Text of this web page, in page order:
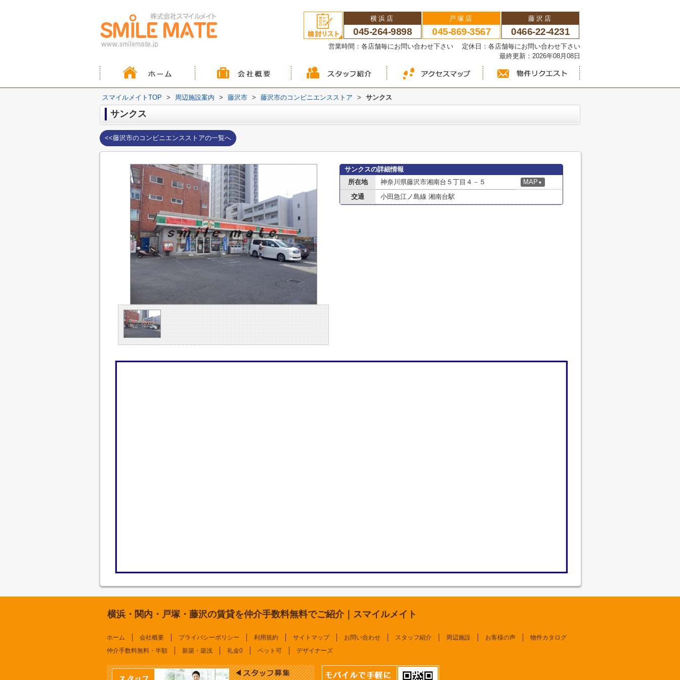
横浜店
045-264-9898
戸塚店
045-869-3567
藤沢店
0466-22-4231
営業時間：各店舗毎にお問い合わせ下さい 定休日：各店舗毎にお問い合わせ下さい
最終更新：2026年08月08日
スマイルメイトTOP > 周辺施設案内 > 藤沢市 > 藤沢市のコンビニエンスストア > サンクス
サンクス
<<藤沢市のコンビニエンスストアの一覧へ
サンクスの詳細情報
所在地
神奈川県藤沢市湘南台５丁目４－５ MAP ▼
交通 小田急江ノ島線 湘南台駅
横浜・関内・戸塚・藤沢の賃貸を仲介手数料無料でご紹介｜スマイルメイト
ホーム 会社概要 プライバシーポリシー 利用規約 サイトマップ お問い合わせ スタッフ紹介 周辺施設 お客様の声
物件カタログ
仲介手数料無料・半額
新築・築浅 礼金0 ペット可 デザイナーズ